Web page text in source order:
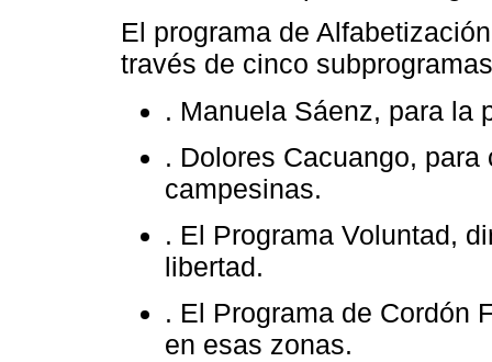
El programa de
través de cinco
. Manuela Sáenz, para la
. Dolores Cacuango,
campesinas.
. El Programa Voluntad,
libertad.
. El Programa de Cordón
en esas zonas.